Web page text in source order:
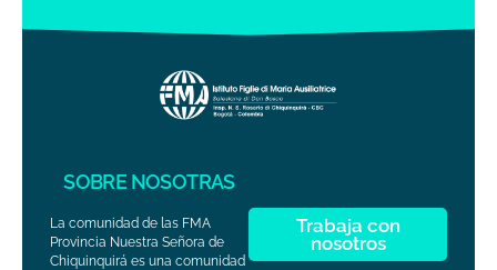
SOBRE NOSOTRAS
La comunidad de las FMA
Provincia Nuestra Señora de
Chiquinquirá es una comunidad
Trabaja con
nosotros